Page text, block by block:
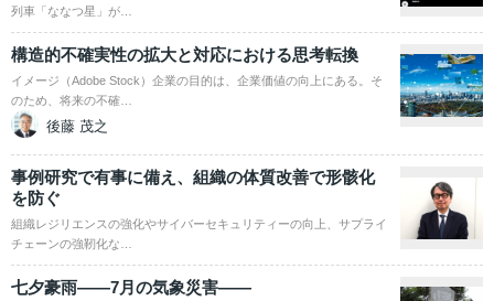
列車「ななつ星」が…
構造的不確実性の拡大と対応における思考転換
イメージ（Adobe Stock）企業の目的は、企業価値の向上にある。そ
のため、将来の不確…
後藤 茂之
事例研究で有事に備え、組織の体質改善で形骸化
を防ぐ
組織レジリエンスの強化やサイバーセキュリティーの向上、サプライ
チェーンの強靭化な…
七夕豪雨――7月の気象災害――